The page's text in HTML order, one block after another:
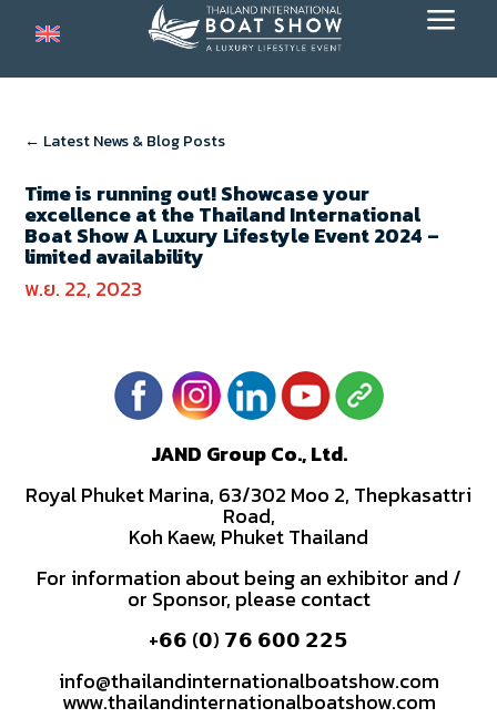
a
← Latest News & Blog Posts
Time is running out! Showcase your
excellence at the Thailand International
Boat Show A Luxury Lifestyle Event 2024 –
limited avail ability
พ.ย. 22, 2023
JAND Group Co., Ltd.
Royal Phuket Marina, 63/302 Moo 2, Thepkasattri
Road,
Koh Kaew, Phuket Thailand
For information about being an exhibitor and /
or Sponsor, please contact
+𝟲𝟲 (𝟬) 𝟳𝟲 𝟲𝟬𝟬 𝟮𝟮𝟱
info@thailandinternationalboatshow.com
www.thailandinternationalboatshow.com